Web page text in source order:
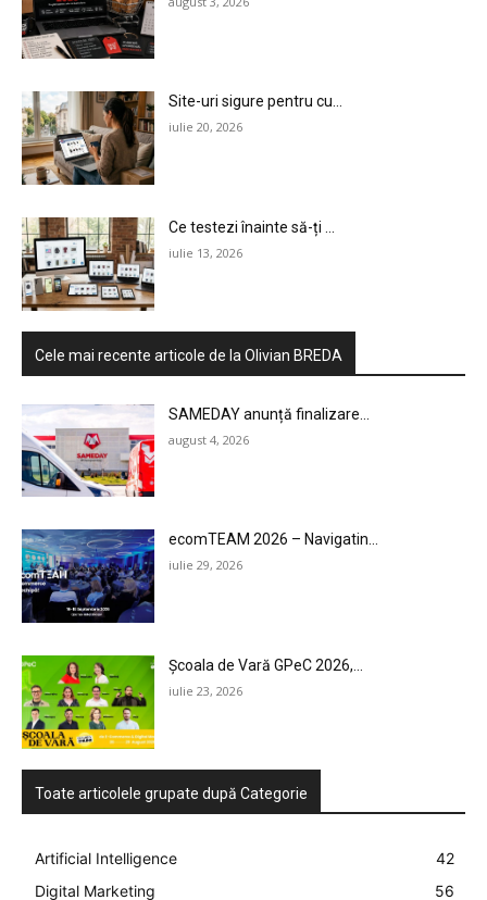
Site-uri sigure pentru cu...
iulie 20, 2026
Ce testezi înainte să-ți ...
iulie 13, 2026
Cele mai recente articole de la Olivian BREDA
SAMEDAY anunță finalizare...
august 4, 2026
ecomTEAM 2026 – Navigatin...
iulie 29, 2026
Școala de Vară GPeC 2026,...
iulie 23, 2026
Toate articolele grupate după Categorie
Artificial Intelligence
42
Digital Marketing
56